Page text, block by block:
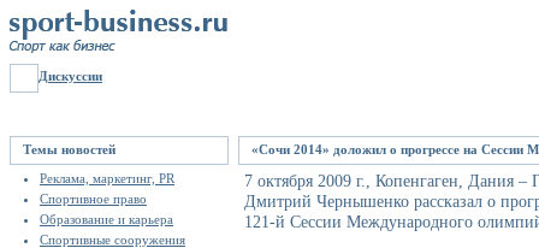
Дискуссии
Темы новостей
Реклама, маркетинг, PR
Спортивное право
Образование и карьера
Спортивные сооружения
«Сочи 2014» доложил о прогрессе на Сессии
7 октября 2009 г., Копенгаген, Дания
Дмитрий Чернышенко рассказал о
121-й Сессии Международного